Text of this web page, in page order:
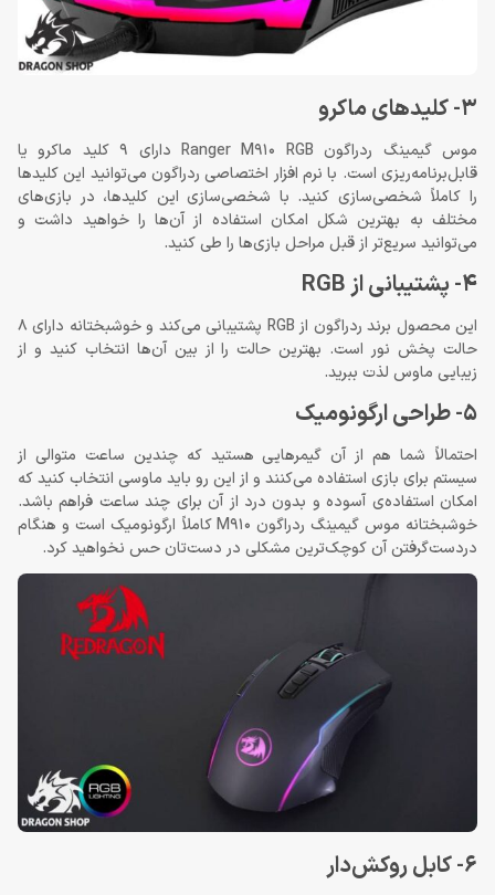
3- کلیدهای ماکرو
موس گیمینگ ردراگون Ranger M910 RGB دارای 9 کلید ماکرو یا
قابل‌برنامه‌ریزی است. با نرم افزار اختصاصی ردراگون می‌توانید این کلیدها
را کاملاً شخصی‌سازی کنید. با شخصی‌سازی این کلیدها، در بازی‌های
مختلف به بهترین شکل امکان استفاده از آن‌ها را خواهید داشت و
می‌توانید سریع‌تر از قبل مراحل بازی‌ها را طی کنید.
4- پشتیبانی از RGB
این محصول برند ردراگون از RGB پشتیبانی می‌کند و خوشبختانه دارای 8
حالت پخش نور است. بهترین حالت را از بین آن‌ها انتخاب کنید و از
زیبایی ماوس لذت ببرید.
5- طراحی ارگونومیک
احتمالاً شما هم از آن گیمرهایی هستید که چندین ساعت متوالی از
سیستم برای بازی استفاده می‌کنند و از این رو باید ماوسی انتخاب کنید که
امکان استفاده‌ی آسوده و بدون درد از آن برای چند ساعت فراهم باشد.
خوشبختانه موس گیمینگ ردراگون M910 کاملاً ارگونومیک است و هنگام
دردست‌گرفتن آن کوچک‌ترین مشکلی در دست‌تان حس نخواهید کرد.
6- کابل روکش‌دار